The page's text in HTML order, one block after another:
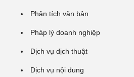
Phân tích văn bản
Pháp lý doanh nghiệp
Dịch vụ dịch thuật
Dịch vụ nội dung